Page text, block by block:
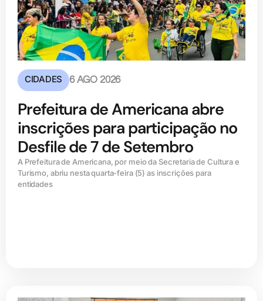
CIDADES 6 AGO 2026
Prefeitura de Americana abre
inscrições para participação no
Desfile de 7 de Setembro
A Prefeitura de Americana, por meio da Secretaria de Cultura e
Turismo, abriu nesta quarta-feira (5) as inscrições para
entidades